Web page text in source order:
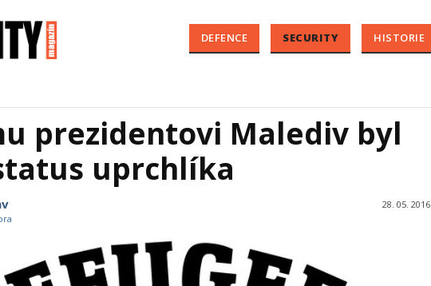
DEFENCE SECURITY HISTORIE
prezidentovi Malediv byl
uprchlíka
28. 05. 2016